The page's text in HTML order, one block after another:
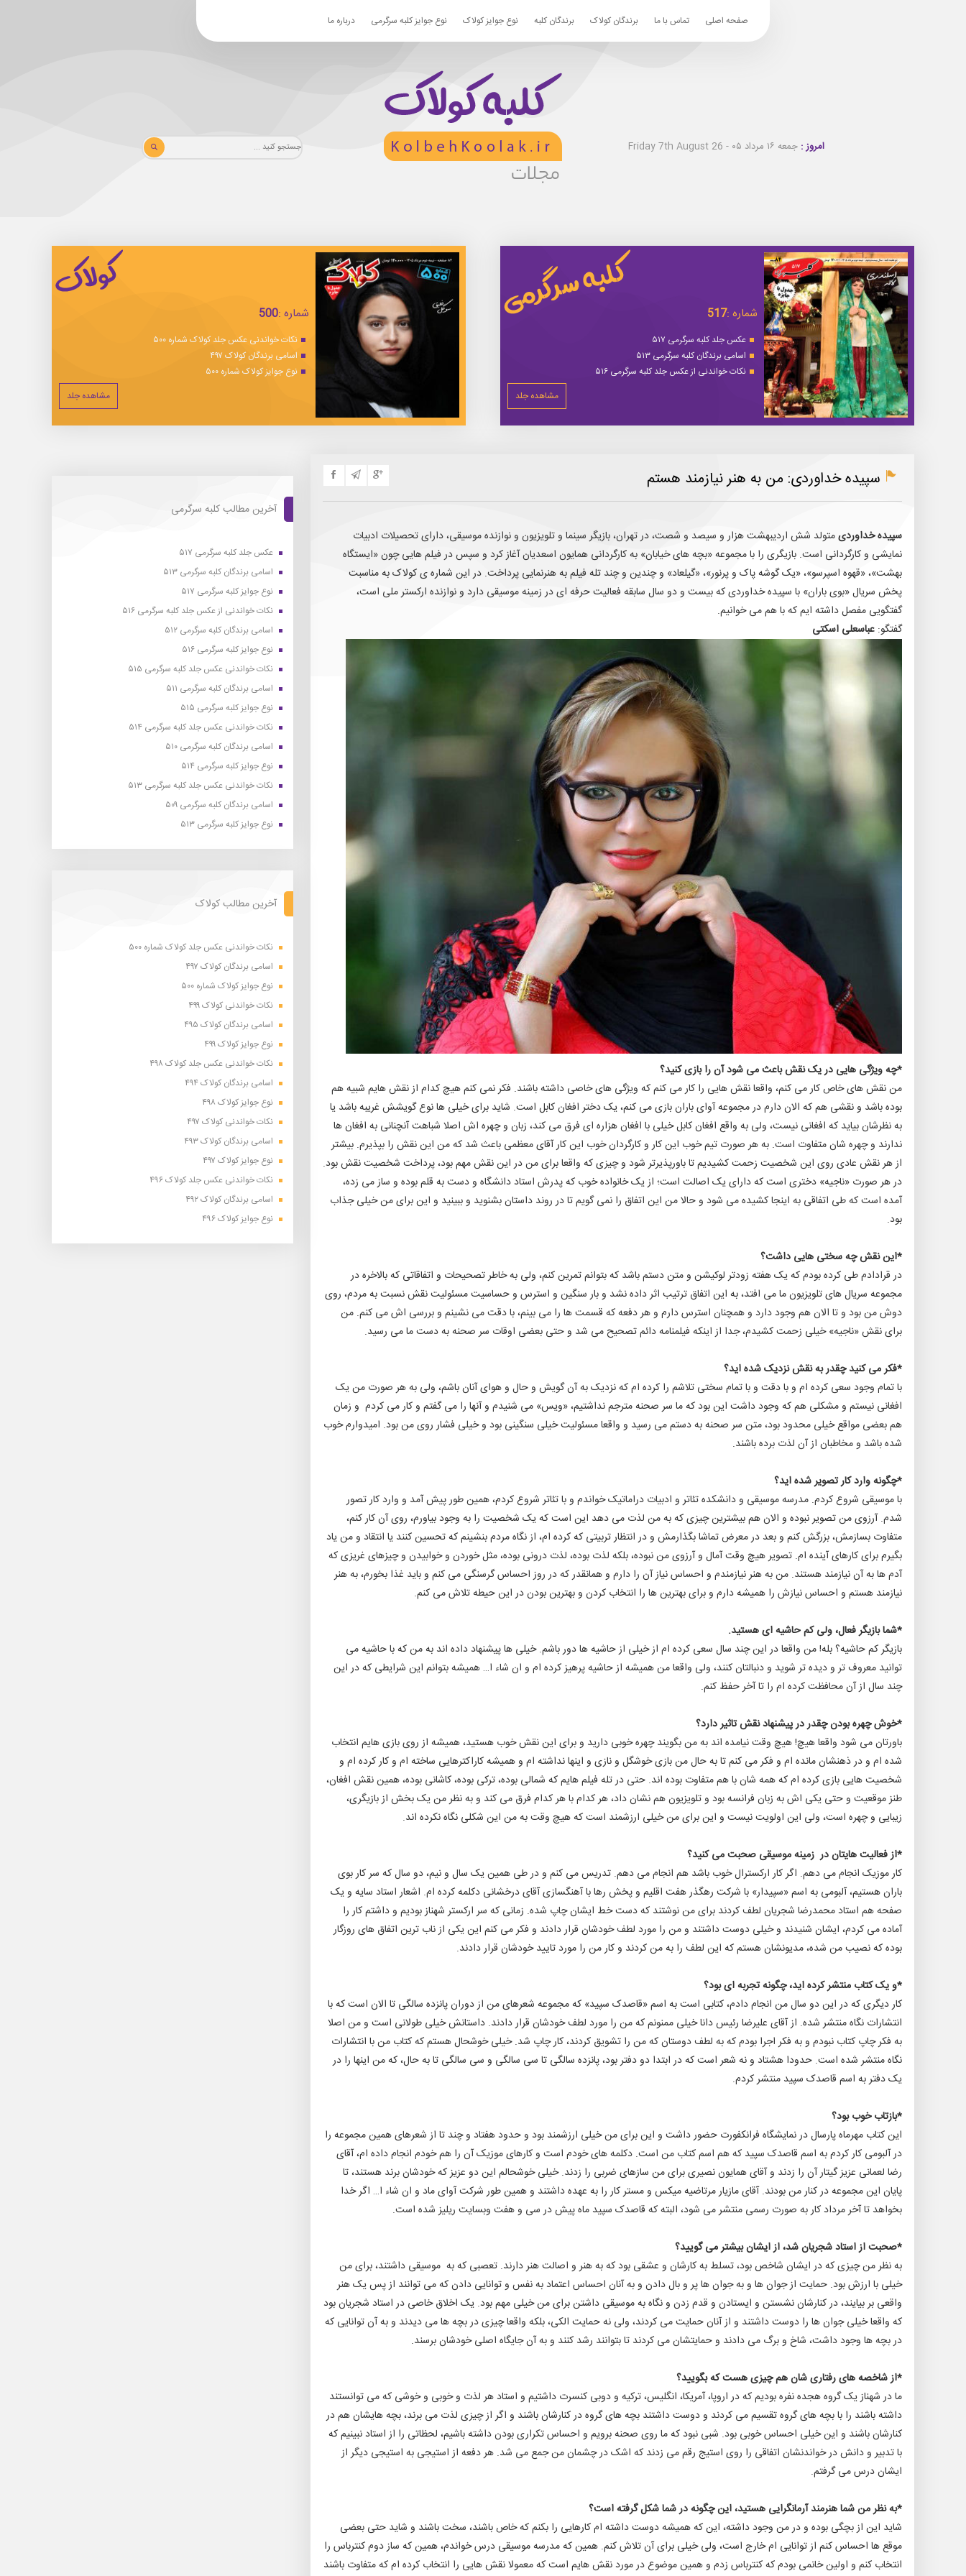
صفحه اصلی تماس با ما برندگان کولاک برندگان کلبه نوع جوایز کولاک نوع جوایز کلبه سرگرمی درباره ما
امروز : جمعه ۱۶ مرداد ۰۵ - Friday 7th August 26
شماره :517
عکس جلد کلبه سرگرمی ۵۱۷
اسامی برندگان کلبه سرگرمی ۵۱۳
نکات خواندنی از عکس جلد کلبه سرگرمی ۵۱۶
مشاهده جلد
شماره :500
نکات خواندنی عکس جلد کولاک شماره ۵۰۰
اسامی برندگان کولاک ۴۹۷
نوع جوایز کولاک شماره ۵۰۰
مشاهده جلد
سپیده خداوردی: من به هنر نیازمند هستم
سپیده خداوردیمتولد شش اردیبهشت هزار و سیصد و شصت، در تهران، بازیگر سینما و تلویزیون و نوازنده موسیقی، دارای تحصیلات ادبیات
نمایشی و کارگردانی است. بازیگری را با مجموعه «بچه های خیابان» به کارگردانی همایون اسعدیان آغاز کرد و سپس در فیلم هایی چون «ایستگاه
بهشت»، «قهوه اسپرسو»، «یک گوشه پاک و پرنور»، «گیلعاد» و چندین و چند تله فیلم به هنرنمایی پرداخت. در این شماره ی کولاک به مناسبت
پخش سریال «بوی باران» با سپیده خداوردی که بیست و دو سال سابقه فعالیت حرفه ای در زمینه موسیقی دارد و نوازنده ارکستر ملی است،
گفتگویی مفصل داشته ایم که با هم می خوانیم.
گفتگو:‌ عباسعلی اسکتی
*چه ویژگی هایی در یک نقش باعث می شود آن را بازی کنید؟
من نقش های خاص کار می کنم، واقعا نقش هایی را کار می کنم که ویژگی های خاصی داشته باشند. فکر نمی کنم هیچ کدام از نقش هایم شبیه هم
بوده باشد و نقشی هم که الان دارم در مجموعه آوای باران بازی می کنم، یک دختر افغان کابل است. شاید برای خیلی ها نوع گویشش غریبه باشد یا
به نظرشان بیاید که افغانی نیست، ولی به واقع افغان کابل خیلی با افغان هزاره ای فرق می کند، زبان و چهره اش اصلا شباهت آنچنانی به افغان ها
ندارند و چهره شان متفاوت است. به هر صورت تیم خوب این کار و کارگردان خوب این کار آقای معظمی باعث شد که من این نقش را بپذیرم. بیشتر
از هر نقش عادی روی این شخصیت زحمت کشیدیم تا باورپذیرتر شود و چیزی که واقعا برای من در این نقش مهم بود، پرداخت شخصیت نقش بود.
در هر صورت «ناجیه» دختری است که دارای یک اصالت است؛ از یک خانواده خوب که پدرش استاد دانشگاه و دست به قلم بوده و ساز می زده،
آمده است که طی اتفاقی به اینجا کشیده می شود و حالا من این اتفاق را نمی گویم تا در روند داستان بشنوید و ببینید و این برای من خیلی جذاب
بود.
*این نقش چه سختی هایی داشت؟
در قرادادم طی کرده بودم که یک هفته زودتر لوکیشن و متن دستم باشد که بتوانم تمرین کنم، ولی به خاطر تصحیحات و اتفاقاتی که بالاخره در
مجموعه سریال های تلویزیون ما می افتد، به این اتفاق ترتیب اثر داده نشد و بار سنگین و استرس و حساسیت مسئولیت نقش نسبت به مردم، روی
دوش من بود و تا الان هم وجود دارد و همچنان استرس دارم و هر دفعه که قسمت ها را می بینم، با دقت می نشینم و بررسی اش می کنم. من
برای نقش «ناجیه» خیلی زحمت کشیدم، جدا از اینکه فیلمنامه دائم تصحیح می شد و حتی بعضی اوقات سر صحنه به دست ما می رسید.
*فکر می کنید چقدر به نقش نزدیک شده اید؟
با تمام وجود سعی کرده ام و با دقت و با تمام سختی تلاشم را کرده ام که نزدیک به آن گویش و حال و هوای آنان باشم، ولی به هر صورت من یک
افغانی نیستم و مشکلی هم که وجود داشت این بود که ما سر صحنه مترجم نداشتیم، «ویس» می شنیدم و آنها را می گفتم و کار می کردم و زمان
هم بعضی مواقع خیلی محدود بود، متن سر صحنه به دستم می رسید و واقعا مسئولیت خیلی سنگینی بود و خیلی فشار روی من بود. امیدوارم خوب
شده باشد و مخاطبان از آن لذت برده باشند.
*چگونه وارد کار تصویر شده اید؟
با موسیقی شروع کردم. مدرسه موسیقی و دانشکده تئاتر و ادبیات دراماتیک خواندم و با تئاتر شروع کردم، همین طور پیش آمد و وارد کار تصور
شدم. آرزوی من تصویر نبوده و الان هم بیشترین چیزی که به من لذت می دهد این است که یک شخصیت را به وجود بیاورم، روی آن کار کنم،
متفاوت بسازمش، بزرگش کنم و بعد در معرض تماشا بگذارمش و در انتظار تربیتی که کرده ام، از نگاه مردم بنشینم که تحسین کنند یا انتقاد و من یاد
بگیرم برای کارهای آینده ام. تصویر هیچ وقت آمال و آرزوی من نبوده، بلکه لذت بوده، لذت درونی بوده، مثل خوردن و خوابیدن و چیزهای غریزی که
آدم ها به آن نیازمند هستند. من به هنر نیازمندم و احساس نیاز آن را دارم و همانقدر که در روز احساس گرسنگی می کنم و باید غذا بخورم، به هنر
نیازمند هستم و احساس نیازش را همیشه دارم و برای بهترین ها را انتخاب کردن و بهترین بودن در این حیطه تلاش می کنم.
*شما بازیگر فعال، ولی کم حاشیه ای هستید.
بازیگر کم حاشیه؟ بله! من واقعا در این چند سال سعی کرده ام از خیلی از حاشیه ها دور باشم. خیلی ها پیشنهاد داده اند به من که با حاشیه می
توانید معروف تر و دیده تر شوید و دنبالتان کنند، ولی واقعا من همیشه از حاشیه پرهیز کرده ام و ان شاء ا… همیشه بتوانم این شرایطی که در این
چند سال از آن محافظت کرده ام را تا آخر حفظ کنم.
*خوش چهره بودن چقدر در پیشنهاد نقش تاثیر دارد؟
باورتان می شود واقعا هیچ! هیچ وقت نیامده اند به من بگویند چهره خوبی دارید و برای این نقش خوب هستید، همیشه از روی بازی هایم انتخاب
شده ام و در ذهنشان مانده ام و فکر می کنم تا به حال من بازی خوشگل و نازی و اینها نداشته ام و همیشه کاراکترهایی ساخته ام و کار کرده ام و
شخصیت هایی بازی کرده ام که همه شان با هم متفاوت بوده اند. حتی در تله فیلم هایم که شمالی بوده، ترکی بوده، کاشانی بوده، همین نقش افغان،
طنز موقعیت و حتی یکی اش به زبان فرانسه بود و تلویزیون هم نشان داد، هر کدام با هر کدام فرق می کند و به نظر من یک بخش از بازیگری،
زیبایی و چهره است، ولی این اولویت نیست و این برای من خیلی ارزشمند است که هیچ وقت به من این شکلی نگاه نکرده اند.
*از فعالیت هایتان در زمینه موسیقی صحبت می کنید؟
کار موزیک انجام می دهم. اگر کار ارکسترال خوب باشد هم انجام می دهم. تدریس می کنم و در طی همین یک سال و نیم، دو سال که سر کار بوی
باران هستیم، آلبومی به اسم «سپیدار» با شرکت رهگذر هفت اقلیم و پخش رها با آهنگسازی آقای درخشانی دکلمه کرده ام. اشعار استاد سایه و یک
صفحه هم استاد محمدرضا شجریان لطف کردند برای من نوشتند که دست خط ایشان چاپ شده. زمانی که سر ارکستر شهناز بودیم و داشتم کار را
آماده می کردم، ایشان شنیدند و خیلی دوست داشتند و من را مورد لطف خودشان قرار دادند و فکر می کنم این یکی از ناب ترین اتفاق های روزگار
بوده که نصیب من شده، مدیونشان هستم که این لطف را به من کردند و کار من را مورد تایید خودشان قرار دادند.
*و یک کتاب منتشر کرده اید، چگونه تجربه ای بود؟
کار دیگری که در این دو سال من انجام دادم، کتابی است به اسم «قاصدک سپید» که مجموعه شعرهای من از دوران پانزده سالگی تا الان است که با
انتشارات نگاه منتشر شده. از آقای علیرضا رئیس دانا خیلی ممنونم که من را مورد لطف خودشان قرار دادند. داستانش خیلی طولانی است و من اصلا
به فکر چاپ کتاب نبودم و به فکر اجرا بودم که به لطف دوستان که من را تشویق کردند، کار چاپ شد. خیلی خوشحال هستم که کتاب من با انتشارات
نگاه منتشر شده است. حدودا هشتاد و نه شعر است که در ابتدا دو دفتر بود، پانزده سالگی تا سی سالگی و سی سالگی تا به حال، که من اینها را در
یک دفتر به اسم قاصدک سپید منتشر کردم.
*بازتاب خوب بود؟
این کتاب مهرماه پارسال در نمایشگاه فرانکفورت حضور داشت و این برای من خیلی ارزشمند بود و حدود هفتاد و چند تا از شعرهای همین مجموعه را
در آلبومی کار کردم به اسم قاصدک سپید که هم اسم کتاب من است. دکلمه های خودم است و کارهای موزیک آن را هم خودم انجام داده ام، آقای
رضا لعمانی عزیز گیتار آن را زدند و آقای همایون نصیری برای من سازهای ضربی را زدند. خیلی خوشحالم این دو عزیز که خودشان برند هستند، تا
پایان این مجموعه در کنار من بودند. آقای مازیار مرتاضیه میکس و مستر کار را به عهده داشتند و همین طور شرکت آوای ماد و ان شاء ا… اگر خدا
بخواهد تا آخر مرداد کار به صورت رسمی منتشر می شود، البته که قاصدک سپید ماه پیش در سی و هفت وبسایت ریلیز شده است.
*صحبت از استاد شجریان شد، از ایشان بیشتر می گویید؟
به نظر من چیزی که در ایشان شاخص بود، تسلط به کارشان و عشقی بود که به هنر و اصالت هنر دارند. تعصبی که به موسیقی داشتند، برای من
خیلی با ارزش بود. حمایت از جوان ها و به جوان ها پر و بال دادن و به آنان احساس اعتماد به نفس و توانایی دادن که می توانند از پس یک هنر
واقعی بر بیایند، در کنارشان نشستن و ایستادن و قدم زدن و نگاه به موسیقی داشتن برای من خیلی مهم بود. یک اخلاق خاصی در استاد شجریان بود
که واقعا خیلی جوان ها را دوست داشتند و از آنان حمایت می کردند، ولی نه حمایت الکی، بلکه واقعا چیزی در بچه ها می دیدند و به آن توانایی که
در بچه ها وجود داشت، شاخ و برگ می دادند و حمایتشان می کردند تا بتوانند رشد کنند و به آن جایگاه اصلی خودشان برسند.
*از شاخصه های رفتاری شان هم چیزی هست که بگویید؟
ما در شهناز یک گروه هجده نفره بودیم که در اروپا، آمریکا، انگلیس، ترکیه و دوبی کنسرت داشتیم و استاد هر لذت و خوبی و خوشی که می توانستند
داشته باشند را با بچه های گروه تقسیم می کردند و دوست داشتند بچه های گروه در کنارشان باشند و اگر از چیزی لذت می برند، بچه هایشان هم در
کنارشان باشند و این خیلی احساس خوبی بود. شبی نبود که ما روی صحنه برویم و احساس تکراری بودن داشته باشیم، لحظاتی را از استاد نبینیم که
با تدبیر و دانش در خواندنشان اتفاقی را روی استیج رقم می زدند که اشک در چشمان من جمع می شد. هر دفعه از استیجی به استیجی دیگر از
ایشان درس می گرفتم.
*به نظر من شما هنرمند آرمانگرایی هستید، این چگونه در شما شکل گرفته است؟
شاید این از بچگی بوده و در من وجود داشته، این که همیشه دوست داشته ام کارهایی را بکنم که خاص باشند، سخت باشند و شاید حتی بعضی
موقع ها احساس کنم از توانایی ام خارج است، ولی خیلی برای آن تلاش کنم. همین که مدرسه موسیقی درس خواندم، همین که ساز دوم کنترباس را
انتخاب کنم و اولین خانمی بودم که کنترباس زدم و همین موضوع در مورد نقش هایم است که معمولا نقش هایی را انتخاب کرده ام که متفاوت باشند
آخرین مطالب کلبه سرگرمی
عکس جلد کلبه سرگرمی ۵۱۷
اسامی برندگان کلبه سرگرمی ۵۱۳
نوع جوایز کلبه سرگرمی ۵۱۷
نکات خواندنی از عکس جلد کلبه سرگرمی ۵۱۶
اسامی برندگان کلبه سرگرمی ۵۱۲
نوع جوایز کلبه سرگرمی ۵۱۶
نکات خواندنی عکس جلد کلبه سرگرمی ۵۱۵
اسامی برندگان کلبه سرگرمی ۵۱۱
نوع جوایز کلبه سرگرمی ۵۱۵
نکات خواندنی عکس جلد کلبه سرگرمی ۵۱۴
اسامی برندگان کلبه سرگرمی ۵۱۰
نوع جوایز کلبه سرگرمی ۵۱۴
نکات خواندنی عکس جلد کلبه سرگرمی ۵۱۳
اسامی برندگان کلبه سرگرمی ۵۰۹
نوع جوایز کلبه سرگرمی ۵۱۳
آخرین مطالب کولاک
نکات خواندنی عکس جلد کولاک شماره ۵۰۰
اسامی برندگان کولاک ۴۹۷
نوع جوایز کولاک شماره ۵۰۰
نکات خواندنی کولاک ۴۹۹
اسامی برندگان کولاک ۴۹۵
نوع جوایز کولاک ۴۹۹
نکات خواندنی عکس جلد کولاک ۴۹۸
اسامی برندگان کولاک ۴۹۴
نوع جوایز کولاک ۴۹۸
نکات خواندنی کولاک ۴۹۷
اسامی برندگان کولاک ۴۹۳
نوع جوایز کولاک ۴۹۷
نکات خواندنی عکس جلد کولاک ۴۹۶
اسامی برندگان کولاک ۴۹۲
نوع جوایز کولاک ۴۹۶